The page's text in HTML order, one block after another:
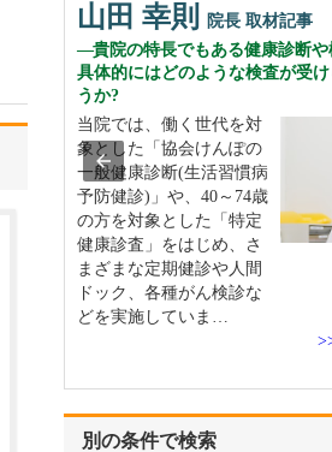
別の条件で検索
山田 幸則 院長 取材記事
貴院の特長でもある健康診断や
具体的にはどのような検査が受
うか?
当院では、働く世代を対
象とした「協会けんぽの
一般健康診断(生活習慣病
予防健診)」や、40～74歳
の方を対象とした「特定
健康診査」をはじめ、さ
まざまな定期健診や人間
ドック、各種がん検診な
どを実施していま…